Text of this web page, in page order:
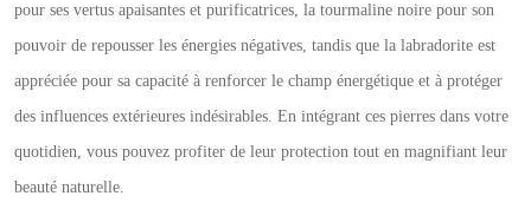
pour ses vertus apaisantes et purificatrices, la tourmaline noire pour son
pouvoir de repousser les énergies négatives, tandis que la labradorite est
appréciée pour sa capacité à renforcer le champ énergétique et à protéger
des influences extérieures indésirables. En intégrant ces pierres dans votre
quotidien, vous pouvez profiter de leur protection tout en magnifiant leur
beauté naturelle.